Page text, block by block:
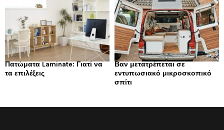
Πατώματα Laminate: Γιατί να
τα επιλέξεις
Βαν μετατρέπεται σε
εντυπωσιακό μικροσκοπικό
σπίτι